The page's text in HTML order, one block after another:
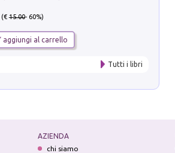
(€15.00- 60%)
aggiungi al carrello
Tutti i libri
AZIENDA
chi siamo